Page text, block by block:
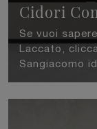
Cidori
Se vuoi
Laccato,
Sangiacomo